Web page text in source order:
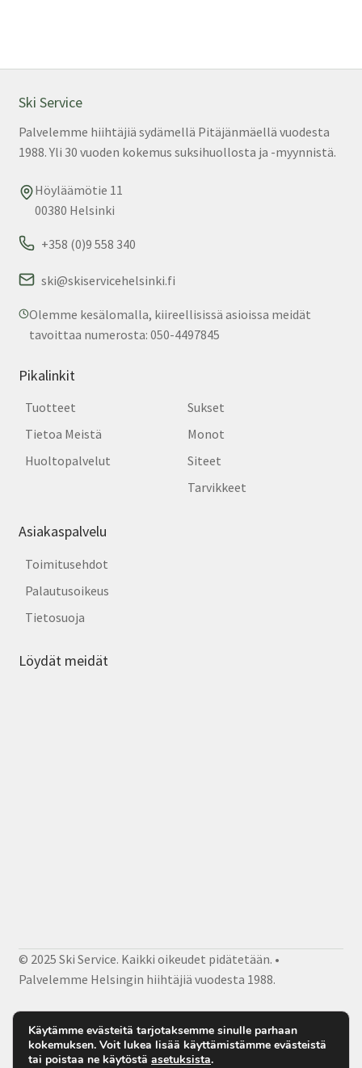
Ski Service
Palvelemme hiihtäjiä sydämellä Pitäjänmäellä vuodesta
1988. Yli 30 vuoden kokemus suksihuollosta ja -myynnistä.
Höyläämötie 11
00380 Helsinki
+358 (0)9 558 340
ski@skiservicehelsinki.fi
Olemme kesälomalla, kiireellisissä asioissa meidät
tavoittaa numerosta: 050-4497845
Pikalinkit
Tuotteet
Tietoa Meistä
Huoltopalvelut
Sukset
Monot
Siteet
Tarvikkeet
Asiakaspalvelu
Toimitusehdot
Palautusoikeus
Tietosuoja
Löydät meidät
© 2025 Ski Service. Kaikki oikeudet pidätetään. •
Palvelemme Helsingin hiihtäjiä vuodesta 1988.
Facebook Instagram Sähköposti
Käytämme evästeitä tarjotaksemme sinulle parhaan
kokemuksen. Voit lukea lisää käyttämistämme evästeistä
tai poistaa ne käytöstä asetuksista.